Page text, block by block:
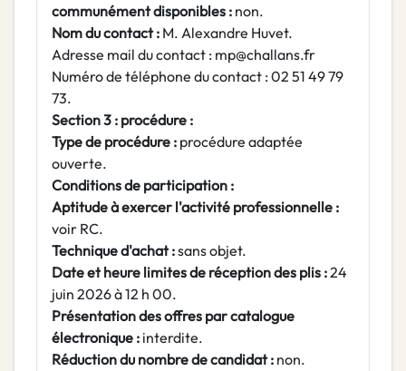
communément disponibles : non.
Nom du contact : M. Alexandre Huvet.
Adresse mail du contact : mp@challans.fr
Numéro de téléphone du contact : 02 51 49 79
73.
Section 3 : procédure :
Type de procédure : procédure adaptée
ouverte.
Conditions de participation :
Aptitude à exercer l'activité professionnelle :
voir RC.
Technique d'achat :sans objet.
Date et heure limites de réception des plis :24
juin 2026 à 12 h 00.
Présentation des offres par catalogue
électronique : interdite.
Réduction du nombre de candidat : non.